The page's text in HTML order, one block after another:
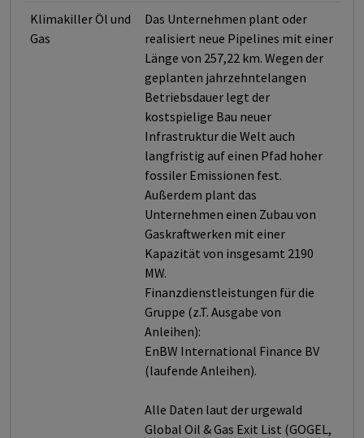
Klimakiller Öl und
Gas
Das Unternehmen plant oder
realisiert neue Pipelines mit einer
Länge von 257,22 km. Wegen der
geplanten jahrzehntelangen
Betriebsdauer legt der
kostspielige Bau neuer
Infrastruktur die Welt auch
langfristig auf einen Pfad hoher
fossiler Emissionen fest.
Außerdem plant das
Unternehmen einen Zubau von
Gaskraftwerken mit einer
Kapazität von insgesamt 2190
MW.
Finanzdienstleistungen für die
Gruppe (z.T. Ausgabe von
Anleihen):
EnBW International Finance BV
(laufende Anleihen).
Alle Daten laut der urgewald
Global Oil & Gas Exit List (GOGEL,